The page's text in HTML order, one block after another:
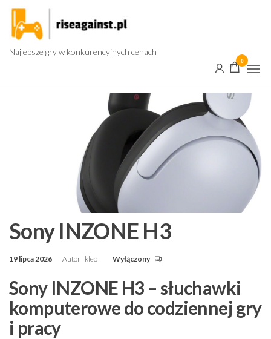
Przejdź
treści
Najlepsze gry w konkurencyjnych cenach
0
Sony INZONE H3
19 lipca 2026 Autor kleo Wyłączony
Sony INZONE H3 – słuchawki
komputerowe do codziennej gry
i pracy